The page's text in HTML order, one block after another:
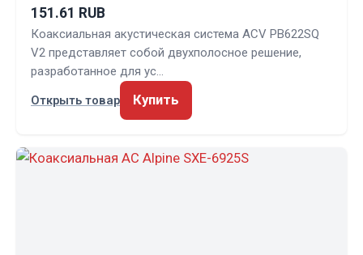
151.61 RUB
Коаксиальная акустическая система ACV PB622SQ
V2 представляет собой двухполосное решение,
разработанное для ус…
Открыть товар
Купить